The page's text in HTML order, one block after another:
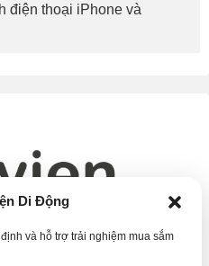
Di Động
và hỗ trợ trải nghiệm mua sắm
điện thoại iPhone và